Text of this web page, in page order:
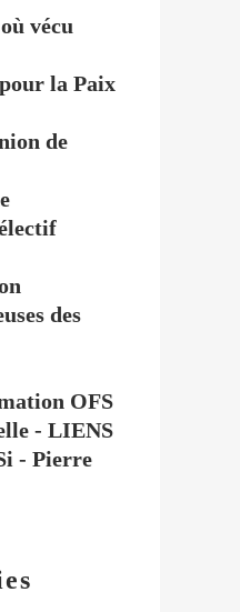
vécu
la Paix
de
des
OFS
- LIENS
- Pierre